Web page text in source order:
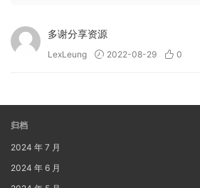
多谢分享资源
LexLeung 2022-08-29 0
归档
2024 年 7 月
2024 年 6 月